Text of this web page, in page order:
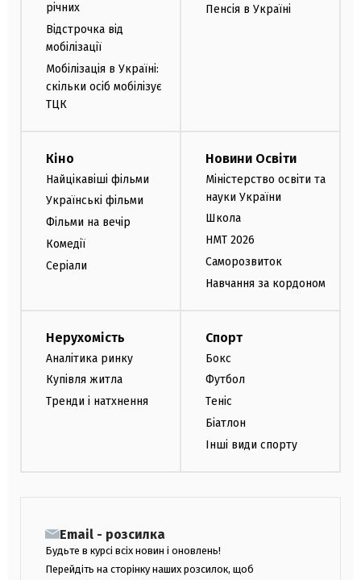
річних
Відстрочка від
мобілізації
Мобілізація в Україні:
скільки осіб мобілізує
ТЦК
Пенсія в Україні
Кіно
Найцікавіші фільми
Українські фільми
Фільми на вечір
Комедії
Серіали
Новини Освіти
Міністерство освіти та
науки України
Школа
НМТ 2026
Саморозвиток
Навчання за кордоном
Нерухомість
Аналітика ринку
Купівля житла
Тренди і натхнення
Спорт
Бокс
Футбол
Теніс
Біатлон
Інші види спорту
Email - розсилка
Будьте в курсі всіх новин і оновлень!
Перейдіть на сторінку наших розсилок, щоб